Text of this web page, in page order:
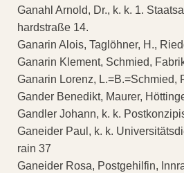
Ganahl Arnold, Dr., k. k. 1.
hardstraße 14.
Ganarin Alois, Taglöhner, H.,
Ganarin Klement, Schmied,
Ganarin Lorenz, L.=B.=Schmied,
Gander Benedikt, Maurer,
Gandler Johann, k. k.
Ganeider Paul, k. k.
rain 37
Ganeider Rosa, Postgehilfin,